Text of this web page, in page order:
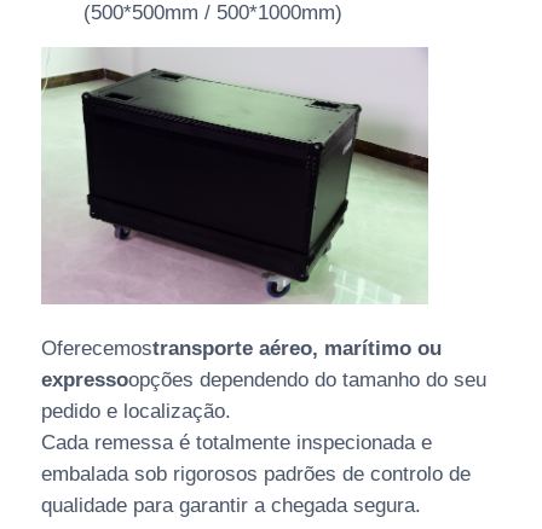
(500*500mm / 500*1000mm)
Oferecemostransporte aéreo, marítimo ou
expressoopções dependendo do tamanho do seu
pedido e localização.
Cada remessa é totalmente inspecionada e
embalada sob rigorosos padrões de controlo de
qualidade para garantir a chegada segura.